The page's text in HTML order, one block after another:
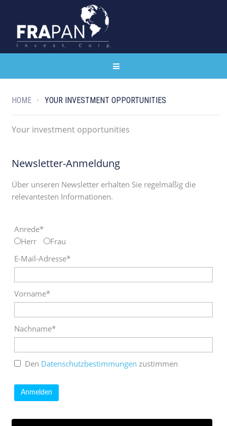
HOME YOUR INVESTMENT OPPORTUNITIES
Your investment opportunities
Newsletter-Anmeldung
Über unseren Newsletter erhalten Sie regelmäßig die
relevantesten Informationen.
Anrede*
Herr
Frau
E-Mail-Adresse*
Vorname*
Nachname*
Den Datenschutzbestimmungen zustimmen